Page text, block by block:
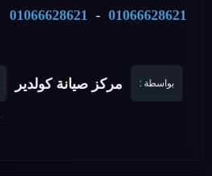
01066628621
-
01066628621
بواسطة : مركز صيانة كولدير